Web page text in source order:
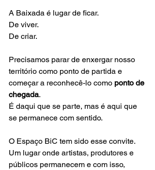
A Baixada é lugar de ficar.
De viver.
De criar.
Precisamos parar de enxergar nosso
território como ponto de partida e
começar a reconhecê-lo como ponto de
chegada.
É daqui que se parte, mas é aqui que
se permanece com sentido.
O Espaço BiC tem sido esse convite.
Um lugar onde artistas, produtores e
públicos permanecem e com isso,